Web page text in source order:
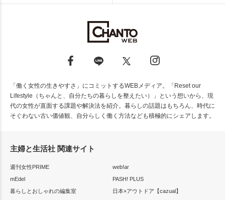
「働く女性の生きやすさ」にコミットするWEBメディア。「Reset our
Lifestyle（ちゃんと、自分たちの暮らしを整えたい）」という想いから、現
代の女性が直面する課題や解決法を紹介。暮らしの話題はもちろん、時代に
そぐわない古い価値観、自分らしく働く方法なども積極的にシェアします。
主婦と生活社 関連サイト
週刊女性PRIME
web!ar
mEdel
PASH! PLUS
暮らしとおしゃれの編集室
日本×アウトドア【cazual】